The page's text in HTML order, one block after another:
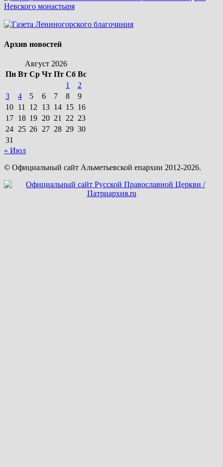
Архив новостей
Август 2026
Пн Вт Ср Чт Пт Сб Вс
1
2
3
4 5 6 7 8
9
10 11 12 13 14 15 16
17 18 19 20 21 22 23
24 25 26 27 28 29 30
31
« Июл
© Официальный сайт Альметьевской епархии 2012-2026.